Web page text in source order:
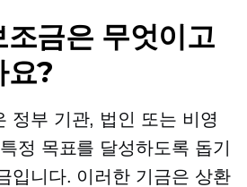
금은 무엇이고
요?
정부 기관, 법인 또는 비영
정 목표를 달성하도록 돕기
입니다. 이러한 기금은 상환